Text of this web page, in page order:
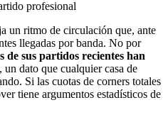
profesional
un ritmo de circulación que, ante
llegadas por banda. No por
de sus partidos recientes han
, un dato que cualquier casa de
Si las cuotas de corners totales
tiene argumentos estadísticos de